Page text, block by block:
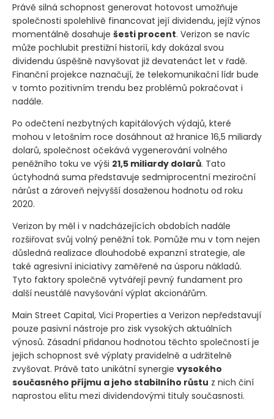
Právě silná schopnost generovat hotovost umožňuje
společnosti spolehlivě financovat její dividendu, jejíž výnos
momentálně dosahuje šesti procent. Verizon se navíc
může pochlubit prestižní historií, kdy dokázal svou
dividendu úspěšně navyšovat již devatenáct let v řadě.
Finanční projekce naznačují, že telekomunikační lídr bude
v tomto pozitivním trendu bez problémů pokračovat i
nadále.
Po odečtení nezbytných kapitálových výdajů, které
mohou v letošním roce dosáhnout až hranice 16,5 miliardy
dolarů, společnost očekává vygenerování volného
peněžního toku ve výši 21,5 miliardy dolarů. Tato
úctyhodná suma představuje sedmiprocentní meziroční
nárůst a zároveň nejvyšší dosaženou hodnotu od roku
2020.
Verizon by měl i v nadcházejících obdobích nadále
rozšiřovat svůj volný peněžní tok. Pomůže mu v tom nejen
důsledná realizace dlouhodobé expanzní strategie, ale
také agresivní iniciativy zaměřené na úsporu nákladů.
Tyto faktory společně vytvářejí pevný fundament pro
další neustálé navyšování výplat akcionářům.
Main Street Capital, Vici Properties a Verizon nepředstavují
pouze pasivní nástroje pro zisk vysokých aktuálních
výnosů. Zásadní přidanou hodnotou těchto společností je
jejich schopnost své výplaty pravidelně a udržitelně
zvyšovat. Právě tato unikátní synergie vysokého
současného příjmu a jeho stabilního růstu z nich činí
naprostou elitu mezi dividendovými tituly současnosti.